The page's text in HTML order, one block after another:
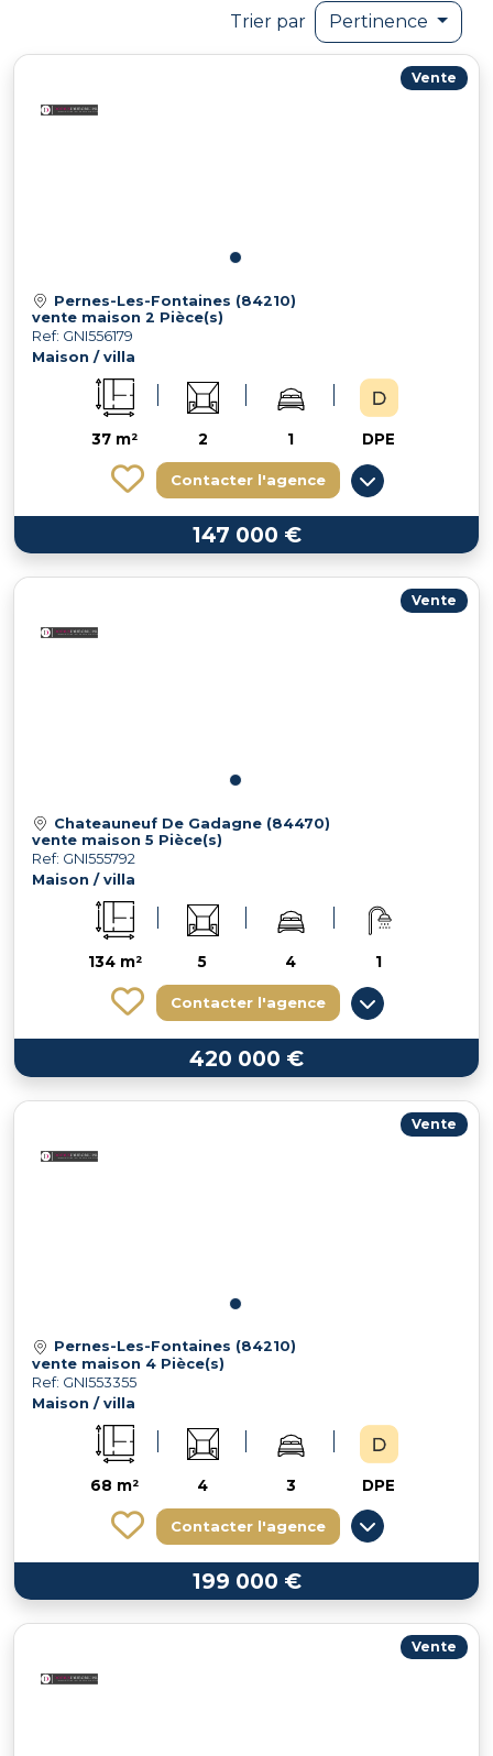
Trier par Pertinence
Vente
Pernes-Les-Fontaines (84210)
vente maison 2 Pièce(s)
Ref: GNI556179
Maison / villa
37 m² 2 1 DPE
Contacter l'agence
147 000 €
Vente
Chateauneuf De Gadagne (84470)
vente maison 5 Pièce(s)
Ref: GNI555792
Maison / villa
134 m² 5 4 1
Contacter l'agence
420 000 €
Vente
Pernes-Les-Fontaines (84210)
vente maison 4 Pièce(s)
Ref: GNI553355
Maison / villa
68 m² 4 3 DPE
Contacter l'agence
199 000 €
Vente